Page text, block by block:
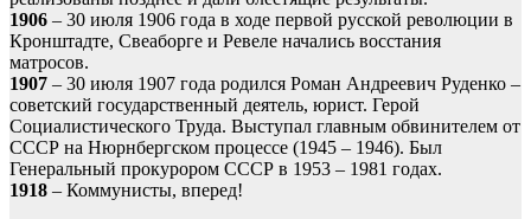
1906 – 30 июля 1906 года в ходе первой русской революции в
Кронштадте, Свеаборге и Ревеле начались восстания
матросов.
1907 – 30 июля 1907 года родился Роман Андреевич Руденко –
советский государственный деятель, юрист. Герой
Социалистического Труда. Выступал главным обвинителем от
СССР на Нюрнбергском процессе (1945 – 1946). Был
Генеральный прокурором СССР в 1953 – 1981 годах.
1918 – Коммунисты, вперед!